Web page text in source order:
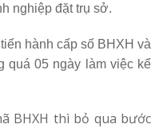
nghiệp đặt trụ sở.
hành cấp số BHXH và
quá 05 ngày làm việc kể
BHXH thì bỏ qua bước